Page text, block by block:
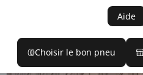
Aide
Choisir le bon pneu